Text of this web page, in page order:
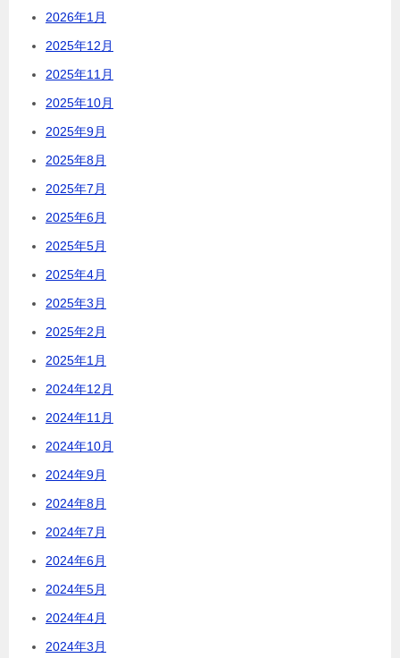
2026年1月
2025年12月
2025年11月
2025年10月
2025年9月
2025年8月
2025年7月
2025年6月
2025年5月
2025年4月
2025年3月
2025年2月
2025年1月
2024年12月
2024年11月
2024年10月
2024年9月
2024年8月
2024年7月
2024年6月
2024年5月
2024年4月
2024年3月